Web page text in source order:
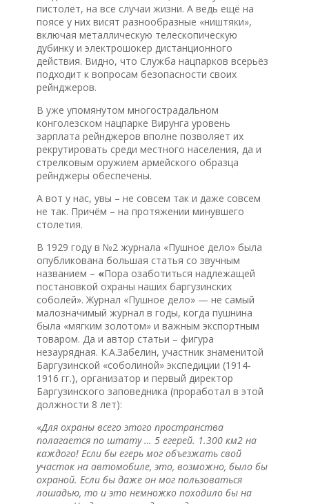
пистолет, на все случаи жизни. А ведь ещё на
поясе у них висят разнообразные «ништяки»,
включая металлическую телескопическую
дубинку и электрошокер дистанционного
действия. Видно, что Служба нацпарков всерьёз
подходит к вопросам безопасности своих
рейнджеров.
В уже упомянутом многострадальном
конголезском нацпарке Вирунга уровень
зарплата рейнджеров вполне позволяет их
рекрутировать среди местного населения, да и
стрелковым оружием армейского образца
рейнджеры обеспечены.
А вот у нас, увы – не совсем так и даже совсем
не так. Причём – на протяжении минувшего
столетия.
В 1929 году в №2 журнала «Пушное дело» была
опубликована большая статья со звучным
названием – «Пора озаботиться надлежащей
постановкой охраны наших баргузинских
соболей». Журнал «Пушное дело» — не самый
малозначимый журнал в годы, когда пушнина
была «мягким золотом» и важным экспортным
товаром. Да и автор статьи – фигура
незаурядная. К.А.Забелин, участник знаменитой
Баргузинской «соболиной» экспедиции (1914-
1916 гг.), организатор и первый директор
Баргузинского заповедника (проработал в этой
должности 8 лет):
«Для охраны всего этого пространства
полагается по штату … 5 егерей. 1.300 км2 на
каждого! Если бы егерь мог объезжать свой
участок на автомобиле, это, возможно, было бы
охраной. Если бы даже он мог пользоваться
лошадью, то и это немножко походило бы на